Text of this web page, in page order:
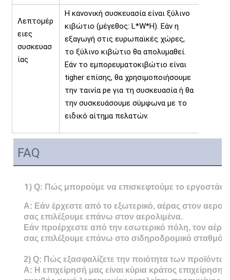
Λεπτομέρ
ειες
συσκευασ
ίας
Η κανονική συσκευασία είναι ξύλινο
κιβώτιο (μέγεθος: L*W*H). Εάν η
εξαγωγή στις ευρωπαϊκές χώρες,
το ξύλινο κιβώτιο θα απολυμαθεί.
Εάν το εμπορευματοκιβώτιο είναι
tigher επίσης, θα χρησιμοποιήσουμε
την ταινία pe για τη συσκευασία ή θα
την συσκευάσουμε σύμφωνα με το
ειδικό αίτημα πελατών.
FAQ
1) Q: Πώς μπορούμε να επισκεφτούμε το
Α: Εάν έρχεστε από το εξωτερικό, αέρας στον
σας επιλέξουμε επάνω στον αερολιμένα.
Εάν προέρχεστε από την εσωτερικό πόλη, τον
σας επιλέξουμε επάνω στο σιδηροδρομικό σταθμό.
2) Q: Πώς εξασφαλίζετε την ποιότητα των
Α: Η επιχείρησή μας είναι κύρια κράτος